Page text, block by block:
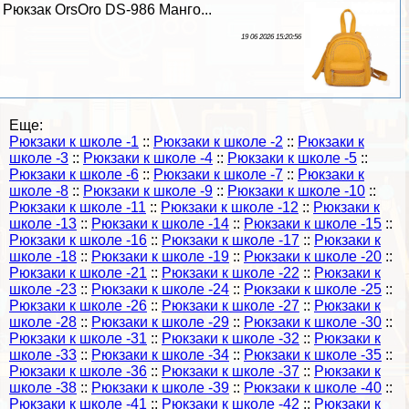
Рюкзак OrsOro DS-986 Манго...
19 06 2026 15:20:56
Еще:
Рюкзаки к школе -1 :: Рюкзаки к школе -2 :: Рюкзаки к
школе -3 :: Рюкзаки к школе -4 :: Рюкзаки к школе -5 ::
Рюкзаки к школе -6 :: Рюкзаки к школе -7 :: Рюкзаки к
школе -8 :: Рюкзаки к школе -9 :: Рюкзаки к школе -10 ::
Рюкзаки к школе -11 :: Рюкзаки к школе -12 :: Рюкзаки к
школе -13 :: Рюкзаки к школе -14 :: Рюкзаки к школе -15 ::
Рюкзаки к школе -16 :: Рюкзаки к школе -17 :: Рюкзаки к
школе -18 :: Рюкзаки к школе -19 :: Рюкзаки к школе -20 ::
Рюкзаки к школе -21 :: Рюкзаки к школе -22 :: Рюкзаки к
школе -23 :: Рюкзаки к школе -24 :: Рюкзаки к школе -25 ::
Рюкзаки к школе -26 :: Рюкзаки к школе -27 :: Рюкзаки к
школе -28 :: Рюкзаки к школе -29 :: Рюкзаки к школе -30 ::
Рюкзаки к школе -31 :: Рюкзаки к школе -32 :: Рюкзаки к
школе -33 :: Рюкзаки к школе -34 :: Рюкзаки к школе -35 ::
Рюкзаки к школе -36 :: Рюкзаки к школе -37 :: Рюкзаки к
школе -38 :: Рюкзаки к школе -39 :: Рюкзаки к школе -40 ::
Рюкзаки к школе -41 :: Рюкзаки к школе -42 :: Рюкзаки к